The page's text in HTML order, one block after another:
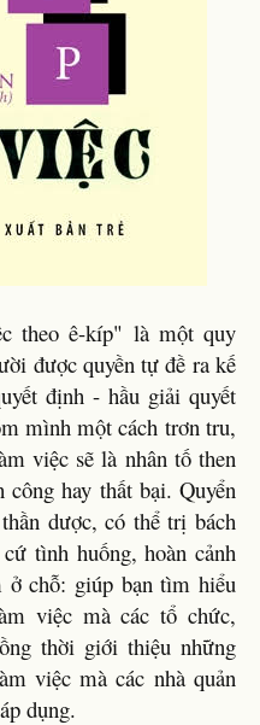
theo ê-kíp" là một quy
được quyền tự đề ra kế
định - hầu giải quyết
mình một cách trơn tru,
việc sẽ là nhân tố then
hay thất bại. Quyển
dược, có thể trị bách
tình huống, hoàn cảnh
ở chỗ: giúp bạn tìm hiểu
việc mà các tổ chức,
thời giới thiệu những
việc mà các nhà quản
dụng.